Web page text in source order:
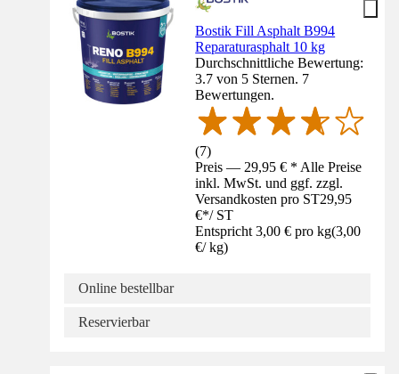
Bostik Fill Asphalt B994
Reparaturasphalt 10 kg
Durchschnittliche Bewertung:
3.7 von 5 Sternen. 7
Bewertungen.
(7)
Preis — 29,95 € * Alle Preise
inkl. MwSt. und ggf. zzgl.
Versandkosten pro ST29,95
€*/ ST
Entspricht 3,00 € pro kg(3,00
€/ kg)
Online bestellbar
Reservierbar